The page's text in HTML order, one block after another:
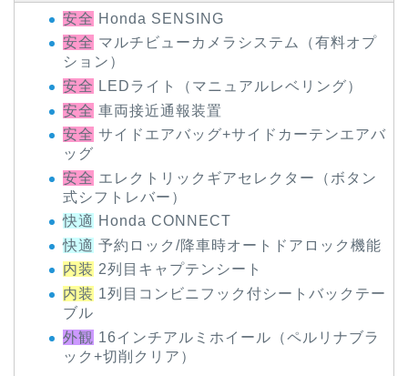
安全 Honda SENSING
安全 マルチビューカメラシステム（有料オプ
ション）
安全 LEDライト（マニュアルレベリング）
安全 車両接近通報装置
安全 サイドエアバッグ+サイドカーテンエアバ
ッグ
安全 エレクトリックギアセレクター（ボタン
式シフトレバー）
快適 Honda CONNECT
快適 予約ロック/降車時オートドアロック機能
内装 2列目キャプテンシート
内装 1列目コンビニフック付シートバックテー
ブル
外観 16インチアルミホイール（ペルリナブラ
ック+切削クリア）